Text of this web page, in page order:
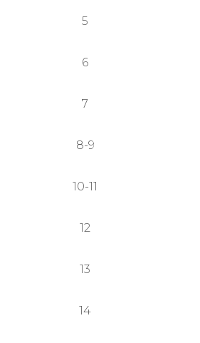
5
6
7
8-9
10-11
12
13
14